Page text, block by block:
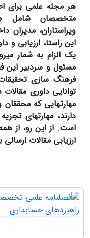
هر مجله علمی برای
متخصصان شامل
ویراستاران، مدیران
این راستا، ارزیابی و
یک الزام به شمار
مسئول و سردبیر این
فرهنگ سازی
توانایی داوری
مهارت­هایی که محققان
دارند، مهارت­های
است. از این رو، از
ارزیابی مقالات